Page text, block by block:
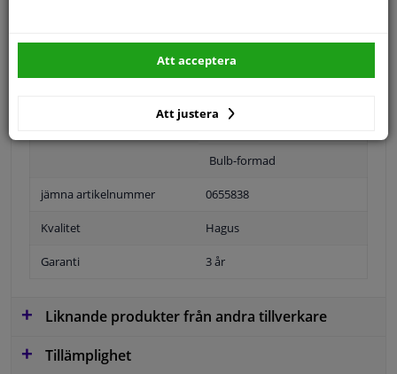
Vänster, förarens sida
Bulb-formad
jämna artikelnummer 0655838
Kvalitet Hagus
Garanti 3 år
Liknande produkter från andra tillverkare
Tillämplighet
Att justera
Att acceptera